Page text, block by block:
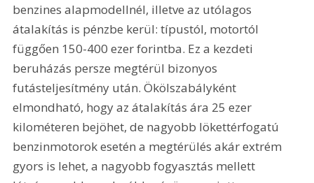
benzines alapmodellnél, illetve az utólagos
átalakítás is pénzbe kerül: típustól, motortól
függően 150-400 ezer forintba. Ez a kezdeti
beruházás persze megtérül bizonyos
futásteljesítmény után. Ökölszabályként
elmondható, hogy az átalakítás ára 25 ezer
kilométeren bejöhet, de nagyobb lökettérfogatú
benzinmotorok esetén a megtérülés akár extrém
gyors is lehet, a nagyobb fogyasztás mellett